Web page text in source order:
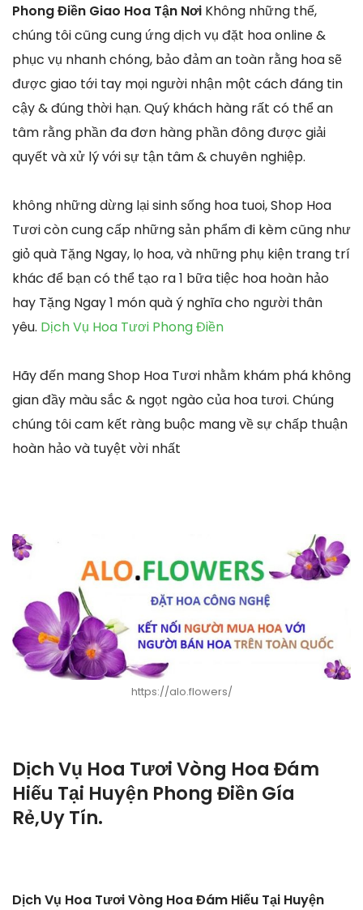
Phong Điền Giao Hoa Tận Nơi Không những thế,
chúng tôi cũng cung ứng dịch vụ đặt hoa online &
phục vụ nhanh chóng, bảo đảm an toàn rằng hoa sẽ
được giao tới tay mọi người nhận một cách đáng tin
cậy & đúng thời hạn. Quý khách hàng rất có thể an
tâm rằng phần đa đơn hàng phần đông được giải
quyết và xử lý với sự tận tâm & chuyên nghiệp.
không những dừng lại sinh sống hoa tuoi, Shop Hoa
Tươi còn cung cấp những sản phẩm đi kèm cũng như
giỏ quà Tặng Ngay, lọ hoa, và những phụ kiện trang trí
khác để bạn có thể tạo ra 1 bữa tiệc hoa hoàn hảo
hay Tặng Ngay 1 món quà ý nghĩa cho người thân
yêu. Dịch Vụ Hoa Tươi Phong Điền
Hãy đến mang Shop Hoa Tươi nhằm khám phá không
gian đầy màu sắc & ngọt ngào của hoa tươi. Chúng
chúng tôi cam kết ràng buộc mang về sự chấp thuận
hoàn hảo và tuyệt vời nhất
https://alo.flowers/
Dịch Vụ Hoa Tươi Vòng Hoa Đám
Hiếu Tại Huyện Phong Điền Gía
Rẻ,Uy Tín.
Dịch Vụ Hoa Tươi Vòng Hoa Đám Hiếu Tại Huyện